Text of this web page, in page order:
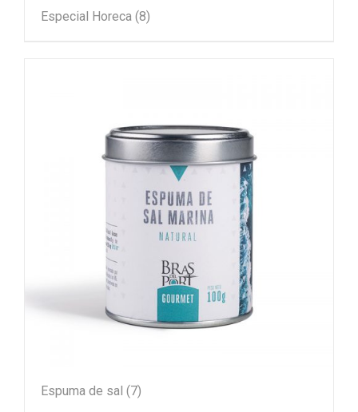
Especial Horeca (8)
Espuma de sal (7)